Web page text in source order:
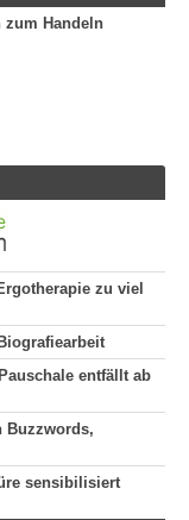
zum Handeln
zu viel
entfällt ab
Buzzwords,
sensibilisiert